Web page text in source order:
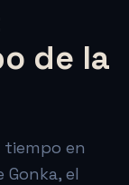
de la
tiempo en
el